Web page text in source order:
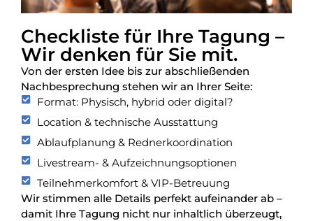
Checkliste für Ihre Tagung –
Wir denken für Sie mit.
Von der ersten Idee bis zur abschließenden
Nachbesprechung stehen wir an Ihrer Seite:
Format: Physisch, hybrid oder digital?
Location & technische Ausstattung
Ablaufplanung & Rednerkoordination
Livestream- & Aufzeichnungsoptionen
Teilnehmerkomfort & VIP-Betreuung
Wir stimmen alle Details perfekt aufeinander ab –
damit Ihre Tagung nicht nur inhaltlich überzeugt,